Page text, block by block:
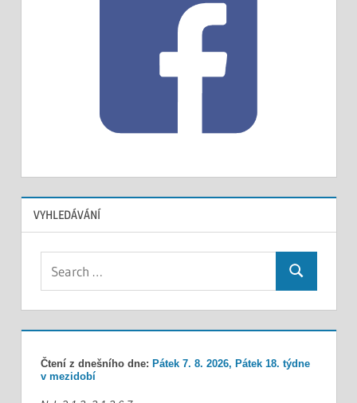
VYHLEDÁVÁNÍ
Search
Čtení z dnešního dne: Pátek 7. 8. 2026, Pátek 18. týdne
v mezidobí